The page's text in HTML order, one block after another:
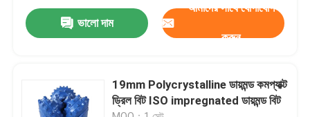
সব ক্ষেত্রেই
মাড পাম্প লাইনার
ভালো দাম
আমাদের সাথে যোগাযোগ
করুন
19mm Polycrystalline ডায়মন্ড কমপ্যাক্ট
ড্রিল বিট ISO impregnated ডায়মন্ড বিট